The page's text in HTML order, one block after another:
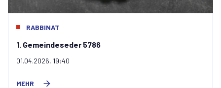
RABBINAT
1. Gemeindeseder 5786
01.04.2026, 19:40
MEHR